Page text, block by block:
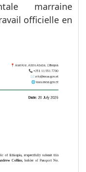
marraine
officielle en